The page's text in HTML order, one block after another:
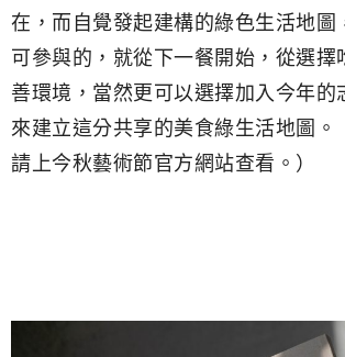
在，而自覺發起建構的綠色生活地圖
可參與的，就從下一餐開始，從選擇
善環境，當然更可以選擇加入今年的
來建立這分共享的美食綠生活地圖。
請上今秋藝術節官方網站查看。）